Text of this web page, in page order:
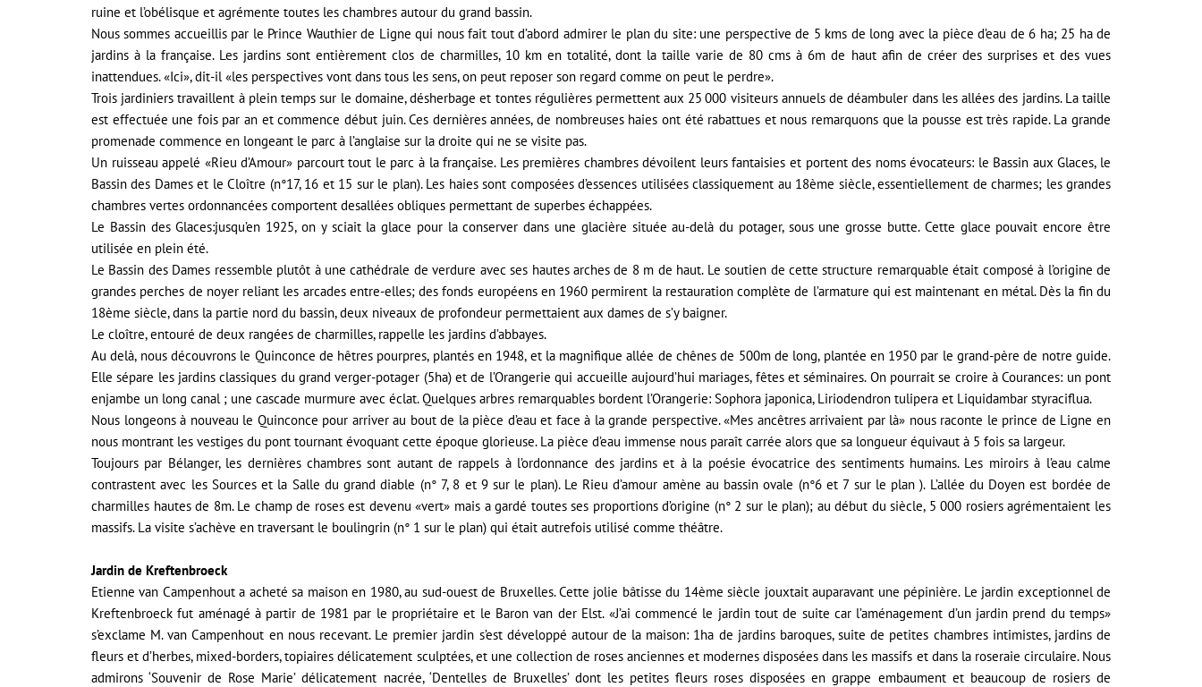
ruine et l’obélisque et agrémente toutes les chambres autour du grand bassin.
Nous sommes accueillis par le Prince Wauthier de Ligne qui nous fait tout d’abord admirer le plan du site: une perspective de 5 kms de long avec la pièce d’eau de 6 ha; 25 ha de
jardins à la française. Les jardins sont entièrement clos de charmilles, 10 km en totalité, dont la taille varie de 80 cms à 6m de haut afin de créer des surprises et des vues
inattendues. «Ici», dit-il «les perspectives vont dans tous les sens, on peut reposer son regard comme on peut le perdre».
Trois jardiniers travaillent à plein temps sur le domaine, désherbage et tontes régulières permettent aux 25 000 visiteurs annuels de déambuler dans les allées des jardins. La taille
est effectuée une fois par an et commence début juin. Ces dernières années, de nombreuses haies ont été rabattues et nous remarquons que la pousse est très rapide. La grande
promenade commence en longeant le parc à l’anglaise sur la droite qui ne se visite pas.
Un ruisseau appelé «Rieu d’Amour» parcourt tout le parc à la française. Les premières chambres dévoilent leurs fantaisies et portent des noms évocateurs: le Bassin aux Glaces, le
Bassin des Dames et le Cloître (n°17, 16 et 15 sur le plan). Les haies sont composées d’essences utilisées classiquement au 18ème siècle, essentiellement de charmes; les grandes
chambres vertes ordonnancées comportent desallées obliques permettant de superbes échappées.
Le Bassin des Glaces:jusqu’en 1925, on y sciait la glace pour la conserver dans une glacière située au-delà du potager, sous une grosse butte. Cette glace pouvait encore être
utilisée en plein été.
Le Bassin des Dames ressemble plutôt à une cathédrale de verdure avec ses hautes arches de 8 m de haut. Le soutien de cette structure remarquable était composé à l’origine de
grandes perches de noyer reliant les arcades entre-elles; des fonds européens en 1960 permirent la restauration complète de l’armature qui est maintenant en métal. Dès la fin du
18ème siècle, dans la partie nord du bassin, deux niveaux de profondeur permettaient aux dames de s’y baigner.
Le cloître, entouré de deux rangées de charmilles, rappelle les jardins d’abbayes.
Au delà, nous découvrons le Quinconce de hêtres pourpres, plantés en 1948, et la magnifique allée de chênes de 500m de long, plantée en 1950 par le grand-père de notre guide.
Elle sépare les jardins classiques du grand verger-potager (5ha) et de l’Orangerie qui accueille aujourd’hui mariages, fêtes et séminaires. On pourrait se croire à Courances: un pont
enjambe un long canal ; une cascade murmure avec éclat. Quelques arbres remarquables bordent l’Orangerie: Sophora japonica, Liriodendron tulipera et Liquidambar styraciflua.
Nous longeons à nouveau le Quinconce pour arriver au bout de la pièce d’eau et face à la grande perspective. «Mes ancêtres arrivaient par là» nous raconte le prince de Ligne en
nous montrant les vestiges du pont tournant évoquant cette époque glorieuse. La pièce d’eau immense nous paraît carrée alors que sa longueur équivaut à 5 fois sa largeur.
Toujours par Bélanger, les dernières chambres sont autant de rappels à l’ordonnance des jardins et à la poésie évocatrice des sentiments humains. Les miroirs à l’eau calme
contrastent avec les Sources et la Salle du grand diable (n° 7, 8 et 9 sur le plan). Le Rieu d’amour amène au bassin ovale (n°6 et 7 sur le plan ). L’allée du Doyen est bordée de
charmilles hautes de 8m. Le champ de roses est devenu «vert» mais a gardé toutes ses proportions d’origine (n° 2 sur le plan); au début du siècle, 5 000 rosiers agrémentaient les
massifs. La visite s’achève en traversant le boulingrin (n° 1 sur le plan) qui était autrefois utilisé comme théâtre.
Jardin de Kreftenbroeck
Etienne van Campenhout a acheté sa maison en 1980, au sud-ouest de Bruxelles. Cette jolie bâtisse du 14ème siècle jouxtait auparavant une pépinière. Le jardin exceptionnel de
Kreftenbroeck fut aménagé à partir de 1981 par le propriétaire et le Baron van der Elst. «J’ai commencé le jardin tout de suite car l’aménagement d’un jardin prend du temps»
s’exclame M. van Campenhout en nous recevant. Le premier jardin s’est développé autour de la maison: 1ha de jardins baroques, suite de petites chambres intimistes, jardins de
fleurs et d’herbes, mixed-borders, topiaires délicatement sculptées, et une collection de roses anciennes et modernes disposées dans les massifs et dans la roseraie circulaire. Nous
admirons ‘Souvenir de Rose Marie’ délicatement nacrée, ‘Dentelles de Bruxelles’ dont les petites fleurs roses disposées en grappe embaument et beaucoup de rosiers de